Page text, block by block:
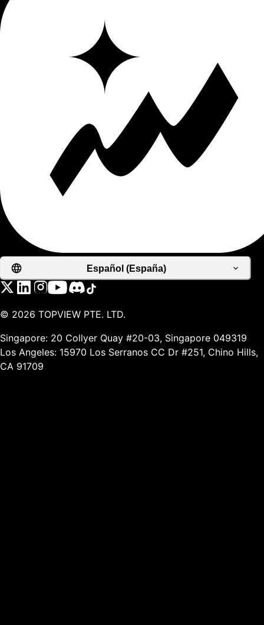
Español (España)
© 2026 TOPVIEW PTE. LTD.
Singapore: 20 Collyer Quay #20-03, Singapore 049319
Los Angeles: 15970 Los Serranos CC Dr #251, Chino Hills,
CA 91709